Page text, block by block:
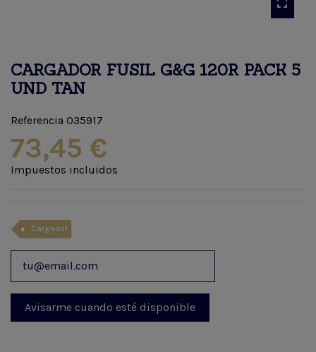
CARGADOR FUSIL G&G 120R PACK 5
UND TAN
Referencia 035917
73,45 €
Impuestos incluidos
Cargador